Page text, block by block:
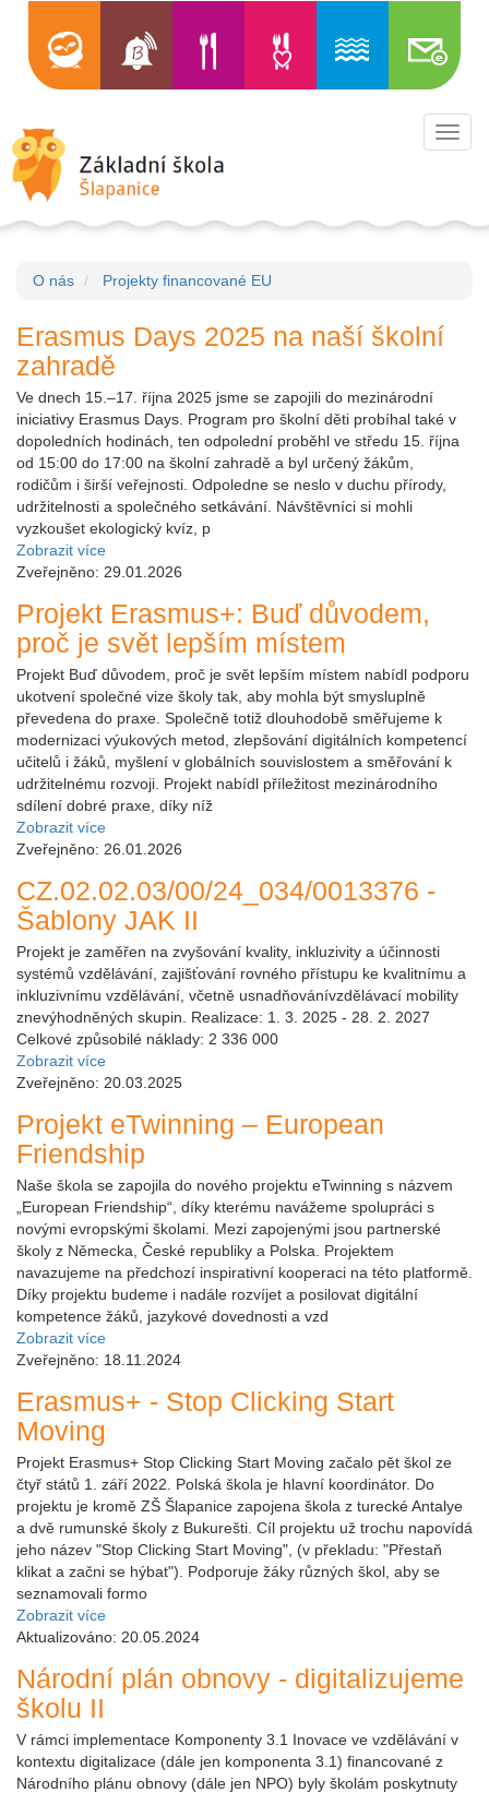
O nás Projekty financované EU
Erasmus Days 2025 na naší školní
zahradě
Ve dnech 15.–17. října 2025 jsme se zapojili do mezinárodní
iniciativy Erasmus Days. Program pro školní děti probíhal také v
dopoledních hodinách, ten odpolední proběhl ve středu 15. října
od 15:00 do 17:00 na školní zahradě a byl určený žákům,
rodičům i širší veřejnosti. Odpoledne se neslo v duchu přírody,
udržitelnosti a společného setkávání. Návštěvníci si mohli
vyzkoušet ekologický kvíz, p
Zobrazit více
Zveřejněno: 29.01.2026
Projekt Erasmus+: Buď důvodem,
proč je svět lepším místem
Projekt Buď důvodem, proč je svět lepším místem nabídl podporu
ukotvení společné vize školy tak, aby mohla být smysluplně
převedena do praxe. Společně totiž dlouhodobě směřujeme k
modernizaci výukových metod, zlepšování digitálních kompetencí
učitelů i žáků, myšlení v globálních souvislostem a směřování k
udržitelnému rozvoji. Projekt nabídl příležitost mezinárodního
sdílení dobré praxe, díky níž
Zobrazit více
Zveřejněno: 26.01.2026
CZ.02.02.03/00/24_034/0013376 -
Šablony JAK II
Projekt je zaměřen na zvyšování kvality, inkluzivity a účinnosti
systémů vzdělávání, zajišťování rovného přístupu ke kvalitnímu a
inkluzivnímu vzdělávání, včetně usnadňovánívzdělávací mobility
znevýhodněných skupin. Realizace: 1. 3. 2025 - 28. 2. 2027
Celkové způsobilé náklady: 2 336 000
Zobrazit více
Zveřejněno: 20.03.2025
Projekt eTwinning – European
Friendship
Naše škola se zapojila do nového projektu eTwinning s názvem
„European Friendship“, díky kterému navážeme spolupráci s
novými evropskými školami. Mezi zapojenými jsou partnerské
školy z Německa, České republiky a Polska. Projektem
navazujeme na předchozí inspirativní kooperaci na této platformě.
Díky projektu budeme i nadále rozvíjet a posilovat digitální
kompetence žáků, jazykové dovednosti a vzd
Zobrazit více
Zveřejněno: 18.11.2024
Erasmus+ - Stop Clicking Start
Moving
Projekt Erasmus+ Stop Clicking Start Moving začalo pět škol ze
čtyř států 1. září 2022. Polská škola je hlavní koordinátor. Do
projektu je kromě ZŠ Šlapanice zapojena škola z turecké Antalye
a dvě rumunské školy z Bukurešti. Cíl projektu už trochu napovídá
jeho název "Stop Clicking Start Moving", (v překladu: "Přestaň
klikat a začni se hýbat"). Podporuje žáky různých škol, aby se
seznamovali formo
Zobrazit více
Aktualizováno: 20.05.2024
Národní plán obnovy - digitalizujeme
školu II
V rámci implementace Komponenty 3.1 Inovace ve vzdělávání v
kontextu digitalizace (dále jen komponenta 3.1) financované z
Národního plánu obnovy (dále jen NPO) byly školám poskytnuty